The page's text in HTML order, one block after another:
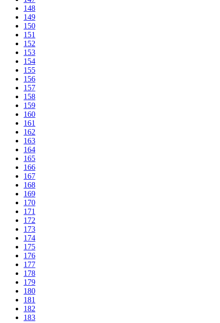
148
149
150
151
152
153
154
155
156
157
158
159
160
161
162
163
164
165
166
167
168
169
170
171
172
173
174
175
176
177
178
179
180
181
182
183